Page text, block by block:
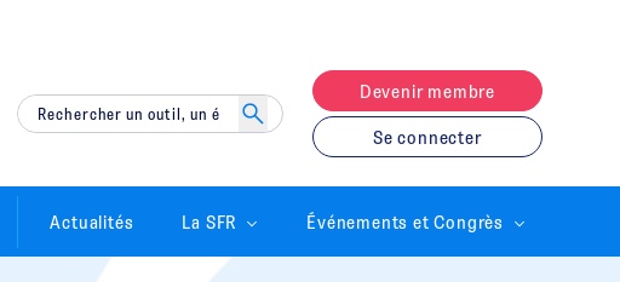
Devenir membre
Se connecter
Actualités La SFR Événements et Congrès